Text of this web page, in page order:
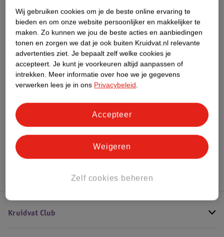
Impact Score.
Meer informatie
Bestel & Bezorginformatie
Bekijk ook
MeerTherme Alle Deospray
Hoe controleren wij de reviews?
Kruidvat Club
Wij gebruiken cookies om je de beste online ervaring te
bieden en om onze website persoonlijker en makkelijker te
maken. Zo kunnen we jou de beste acties en aanbiedingen
tonen en zorgen we dat je ook buiten Kruidvat.nl relevante
advertenties ziet. Je bepaalt zelf welke cookies je
accepteert. Je kunt je voorkeuren altijd aanpassen of
intrekken. Meer informatie over hoe we je gegevens
verwerken lees je in ons Privacybeleid.
Zelf cookies beheren
Weigeren
Accepteer